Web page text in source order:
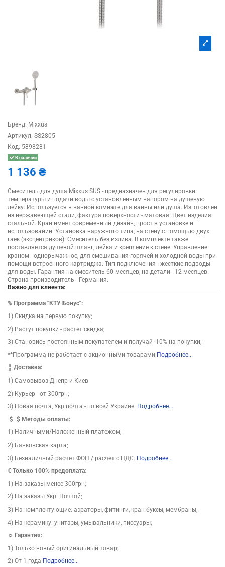
Бренд: Mixxus
Артикул: SS2805
Код: 5898281
В наличии
1 136 ₴
Смеситель для душа Mixxus SUS - предназначен для регулировки
температуры и подачи воды с установленным напором на душевую
лейку. Используется в ванной комнате для ванны или душа. Изготовлен
из нержавеющей стали, фактура поверхности - матовая. Цвет изделия:
стальной. Кран имеет современный дизайн, прост в установке и
использовании. Установка наружного типа, на стену с помощью двух
гаек (эксцентриков). Смеситель без излива. В комплекте также
поставляется душевой шланг, лейка и крепление к стене. Управление
краном - однорычажное, для смешивания горячей и холодной воды при
помощи встроенного картриджа. Тип подключения - жесткие подводы
для воды. Гарантия на смеситель 60 месяцев, на детали - 12 месяцев.
Страна производитель - Германия.
Важно для клиента:
% Программа "КТУ Бонус":
1) Скидка на первую покупку;
2) Растут покупки - растет скидка;
3) Становись постоянным покупателем и получай -10% на покупки;
**Программа не работает с акционными товарами Подробнее...
╬ Доставка:
1) Самовывоз Днепр и Киев
2) Курьер - от 300грн;
3) Новая почта, Укр почта - по всей Украине Подробнее...
$Методы оплаты:
1) Наличными/Наложенный платежом;
2) Банковская карта;
3) Безналичный расчет ФОП / расчет с НДС. Подробнее...
€ Только 100% предоплата:
1) На заказы менее 300грн;
2) На заказы Укр. Почтой;
3) На комплектующие: аэраторы, фитинги, кран-буксы, мембраны;
4) На керамику: унитазы, умывальники, писсуары;
☼ Гарантия:
1) Только новый оригинальный товар;
2) От 1 года Подробнее...